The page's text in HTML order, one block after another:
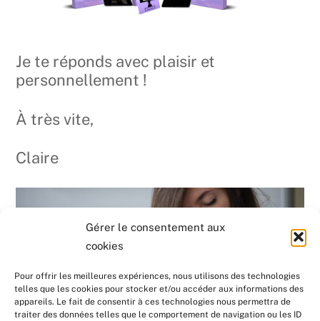
Gérer le consentement aux
cookies
Pour offrir les meilleures expériences, nous utilisons des technologies
telles que les cookies pour stocker et/ou accéder aux informations des
appareils. Le fait de consentir à ces technologies nous permettra de
traiter des données telles que le comportement de navigation ou les ID
Je te réponds avec plaisir et
personnellement !
À très vite,
Claire